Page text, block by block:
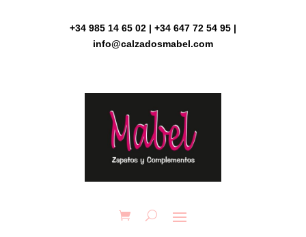
+34 985 14 65 02 | +34 647 72 54 95 |
info@calzadosmabel.com